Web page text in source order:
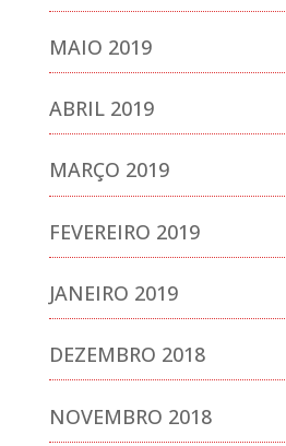
MAIO 2019
ABRIL 2019
MARÇO 2019
FEVEREIRO 2019
JANEIRO 2019
DEZEMBRO 2018
NOVEMBRO 2018